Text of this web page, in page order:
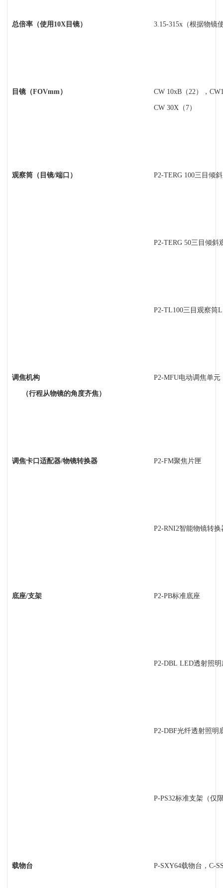
总倍率（使用10X目镜） 3.15-315x（根据物镜
目镜（FOVmm） CW 10xB（22），
CW 30X（7）
观察筒（目镜/端口） P2-TERG 100三目倾
P2-TERG 50三目倾斜
P2-TL100三目观察筒L
调焦机构
（行程从物镜的角度齐焦）
P2-MFU电动调焦单元
调焦卡口适配器/物镜转换器 P2-FM聚焦片匣
P2-RNI2智能物镜转换
底座/支架 P2-PB标准底座
P2-DBL LED透射照明
P2-DBF光纤透射照明
P-PS32标准支架（仅
载物台 P-SXY64载物台，C-